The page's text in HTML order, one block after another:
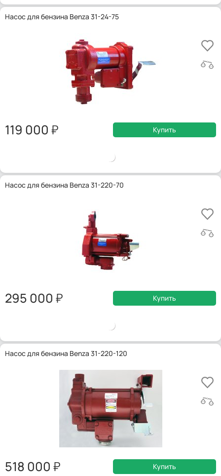
Насос для бензина Benza 31-24-75
119 000 Купить
Насос для бензина Benza 31-220-70
295 000 Купить
Насос для бензина Benza 31-220-120
518 000 Купить